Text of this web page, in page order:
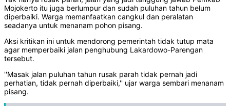
Mojokerto itu juga berlumpur dan sudah puluhan tahun belum
diperbaiki. Warga memanfaatkan cangkul dan peralatan
seadanya untuk menanam pohon pisang.
Aksi kritikan ini untuk mendorong pemerintah tidak tutup mata
agar memperbaiki jalan penghubung Lakardowo-Parengan
tersebut.
''Masak jalan puluhan tahun rusak parah tidak pernah jadi
perhatian, tidak pernah diperbaiki,'' ujar warga sembari menanam
pisang.